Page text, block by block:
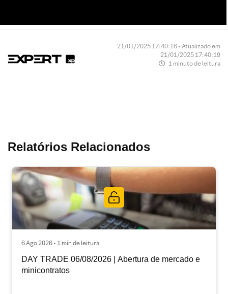
21/01/2025 17:40:16 • Atualizado em
21/01/2025 17:40:19
1 minuto de leitura
Relatórios Relacionados
6 Ago 2026 • 1 min de leitura
DAY TRADE 06/08/2026 | Abertura de mercado e
minicontratos